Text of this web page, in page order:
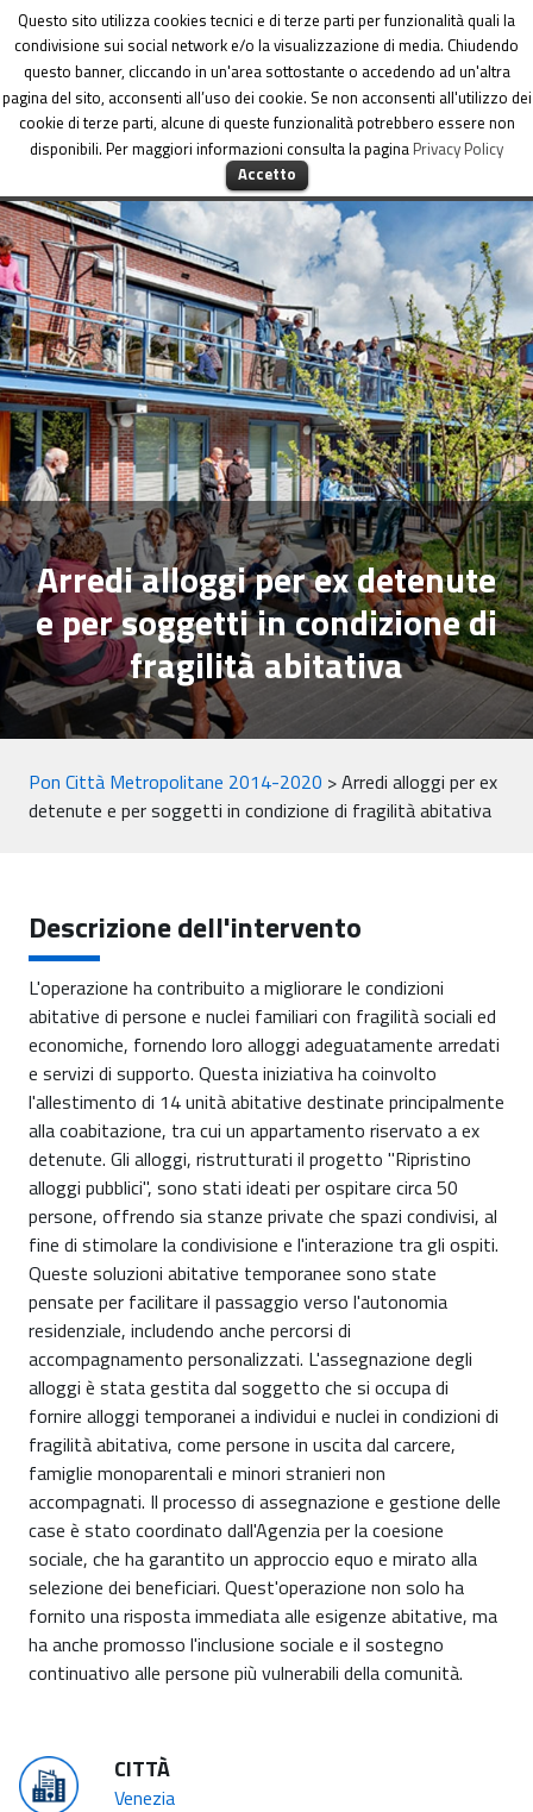
Dipartimento per le Politiche di coesione
Arredi alloggi per ex detenute
e per soggetti in condizione di
fragilità abitativa
Pon Città Metropolitane 2014-2020 >Arredi alloggi per ex
detenute e per soggetti in condizione di fragilità abitativa
Descrizione dell'intervento
L'operazione ha contribuito a migliorare le condizioni
abitative di persone e nuclei familiari con fragilità sociali ed
economiche, fornendo loro alloggi adeguatamente arredati
e servizi di supporto. Questa iniziativa ha coinvolto
l'allestimento di 14 unità abitative destinate principalmente
alla coabitazione, tra cui un appartamento riservato a ex
detenute. Gli alloggi, ristrutturati il progetto "Ripristino
alloggi pubblici", sono stati ideati per ospitare circa 50
persone, offrendo sia stanze private che spazi condivisi, al
fine di stimolare la condivisione e l'interazione tra gli ospiti.
Queste soluzioni abitative temporanee sono state
pensate per facilitare il passaggio verso l'autonomia
residenziale, includendo anche percorsi di
accompagnamento personalizzati. L'assegnazione degli
alloggi è stata gestita dal soggetto che si occupa di
fornire alloggi temporanei a individui e nuclei in condizioni di
fragilità abitativa, come persone in uscita dal carcere,
famiglie monoparentali e minori stranieri non
accompagnati. Il processo di assegnazione e gestione delle
case è stato coordinato dall'Agenzia per la coesione
sociale, che ha garantito un approccio equo e mirato alla
selezione dei beneficiari. Quest'operazione non solo ha
fornito una risposta immediata alle esigenze abitative, ma
ha anche promosso l'inclusione sociale e il sostegno
continuativo alle persone più vulnerabili della comunità.
CITTÀ
Venezia
Questo sito utilizza cookies tecnici e di terze parti per funzionalità quali la
condivisione sui social network e/o la visualizzazione di media. Chiudendo
questo banner, cliccando in un'area sottostante o accedendo ad un'altra
pagina del sito, acconsenti all’uso dei cookie. Se non acconsenti all'utilizzo dei
cookie di terze parti, alcune di queste funzionalità potrebbero essere non
disponibili. Per maggiori informazioni consulta la pagina Privacy Policy
Accetto